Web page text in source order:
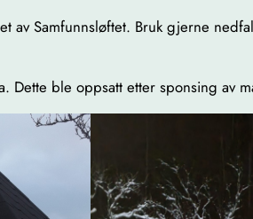
av Samfunnsløftet. Bruk gjerne
ble oppsatt etter sponsing av